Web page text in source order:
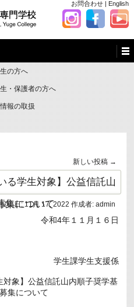
お問合わせ | English
の方へ
・保護者の方へ
報の取扱
新しい投稿 →
る学生対象】公益信託山
集について
投稿日: 11月 17, 2022 作成者: admin
令和4年１１月１６日
学生課学生支援係
対象】公益信託山内順子奨学基
集について